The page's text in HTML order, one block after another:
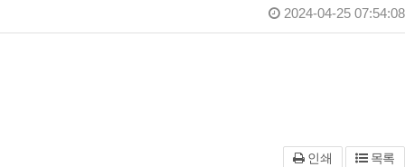
2024-04-25 07:54:08
인쇄 목록